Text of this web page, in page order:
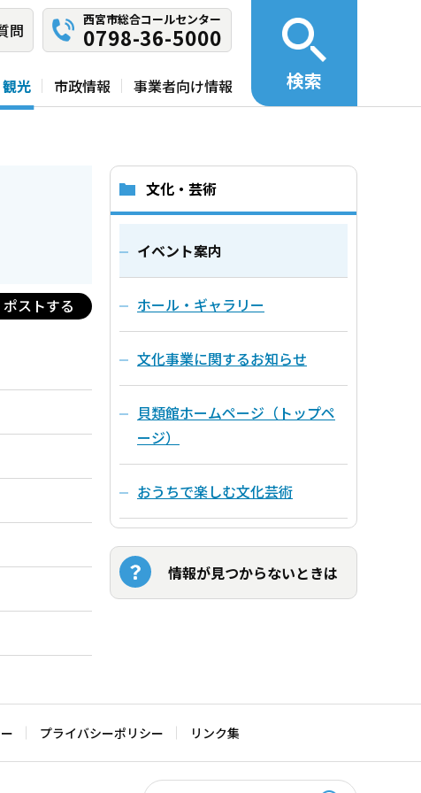
問
西宮市総合コールセンター
0798-36-5000
光 市政情報 事業者向け情報 検索
ポストする
文化・芸術
イベント案内
ホール・ギャラリー
文化事業に関するお知らせ
貝類館ホームページ（トップペ
ージ）
おうちで楽しむ文化芸術
情報が見つからないときは
プライバシーポリシー リンク集